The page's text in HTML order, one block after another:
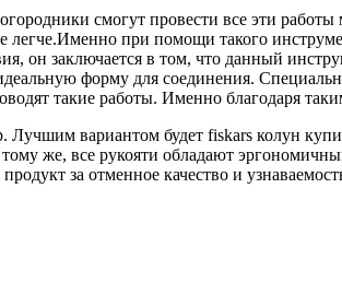
смогут провести все эти
легче.Именно при помощи такого
он заключается в том, что данный
форму для соединения.
такие работы. Именно благодаря
вариантом будет fiskars колун
же, все рукояти обладают
за отменное качество и